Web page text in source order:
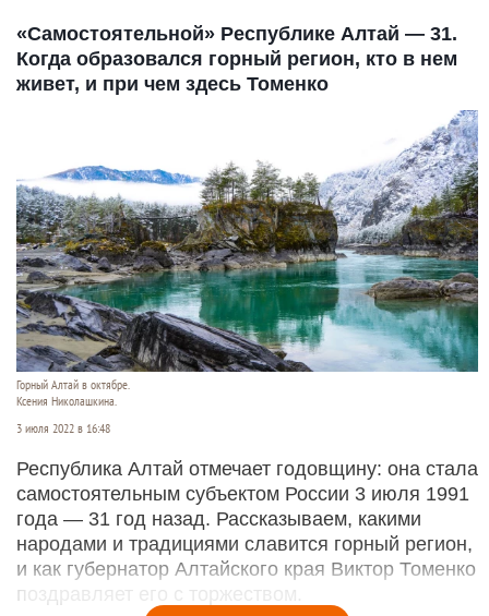
«Самостоятельной» Республике Алтай — 31.
Когда образовался горный регион, кто в нем
живет, и при чем здесь Томенко
Горный Алтай в октябре.
Ксения Николашкина.
3 июля 2022 в 16:48
Республика Алтай отмечает годовщину: она стала
самостоятельным субъектом России 3 июля 1991
года — 31 год назад. Рассказываем, какими
народами и традициями славится горный регион,
и как губернатор Алтайского края Виктор Томенко
поздравляет его с торжеством.